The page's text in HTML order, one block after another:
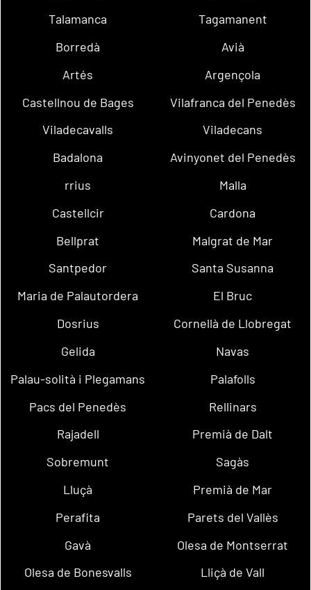
Talamanca
Tagamanent
Borredà
Avià
Artés
Argençola
Castellnou de Bages
Vilafranca del Penedès
Viladecavalls
Viladecans
Badalona
Avinyonet del Penedès
rrius
Malla
Castellcir
Cardona
Bellprat
Malgrat de Mar
Santpedor
Santa Susanna
Maria de Palautordera
El Bruc
Dosrius
Cornellà de Llobregat
Gelida
Navas
Palau-solità i Plegamans
Palafolls
Pacs del Penedès
Rellinars
Rajadell
Premià de Dalt
Sobremunt
Sagàs
Lluçà
Premià de Mar
Perafita
Parets del Vallès
Gavà
Olesa de Montserrat
Olesa de Bonesvalls
Lliçà de Vall